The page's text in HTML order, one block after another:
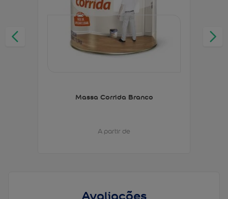
Massa Corrida Branco
A partir de
Avaliações